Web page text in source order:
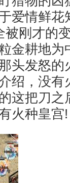
爱情鲜花
刚才的
金耕地为
头发怒的
绍，没有
这把刀之
火种皇宫!